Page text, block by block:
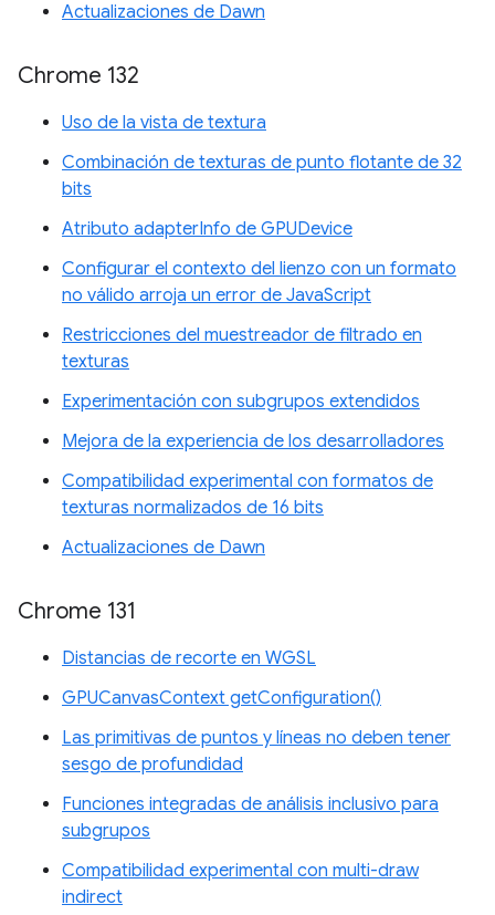
Actualizaciones de Dawn
Chrome 132
Uso de la vista de textura
Combinación de texturas de punto flotante de 32
bits
Atributo adapterInfo de GPUDevice
Configurar el contexto del lienzo con un formato
no válido arroja un error de JavaScript
Restricciones del muestreador de filtrado en
texturas
Experimentación con subgrupos extendidos
Mejora de la experiencia de los desarrolladores
Compatibilidad experimental con formatos de
texturas normalizados de 16 bits
Actualizaciones de Dawn
Chrome 131
Distancias de recorte en WGSL
GPUCanvasContext getConfiguration()
Las primitivas de puntos y líneas no deben tener
sesgo de profundidad
Funciones integradas de análisis inclusivo para
subgrupos
Compatibilidad experimental con multi-draw
indirect